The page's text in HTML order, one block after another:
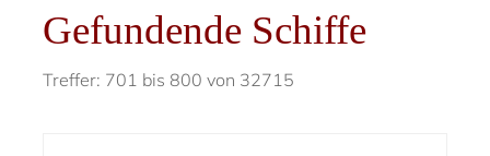
Gefundende Schiffe
Treffer: 701 bis 800 von 32715